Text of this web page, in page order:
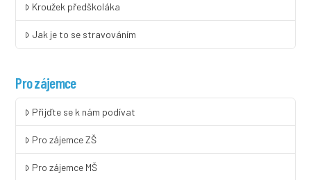
Kroužek předškoláka
Jak je to se stravováním
Pro zájemce
Přijďte se k nám podívat
Pro zájemce ZŠ
Pro zájemce MŠ